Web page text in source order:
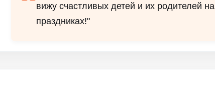
вижу счастливых детей и их родителей на
праздниках!"